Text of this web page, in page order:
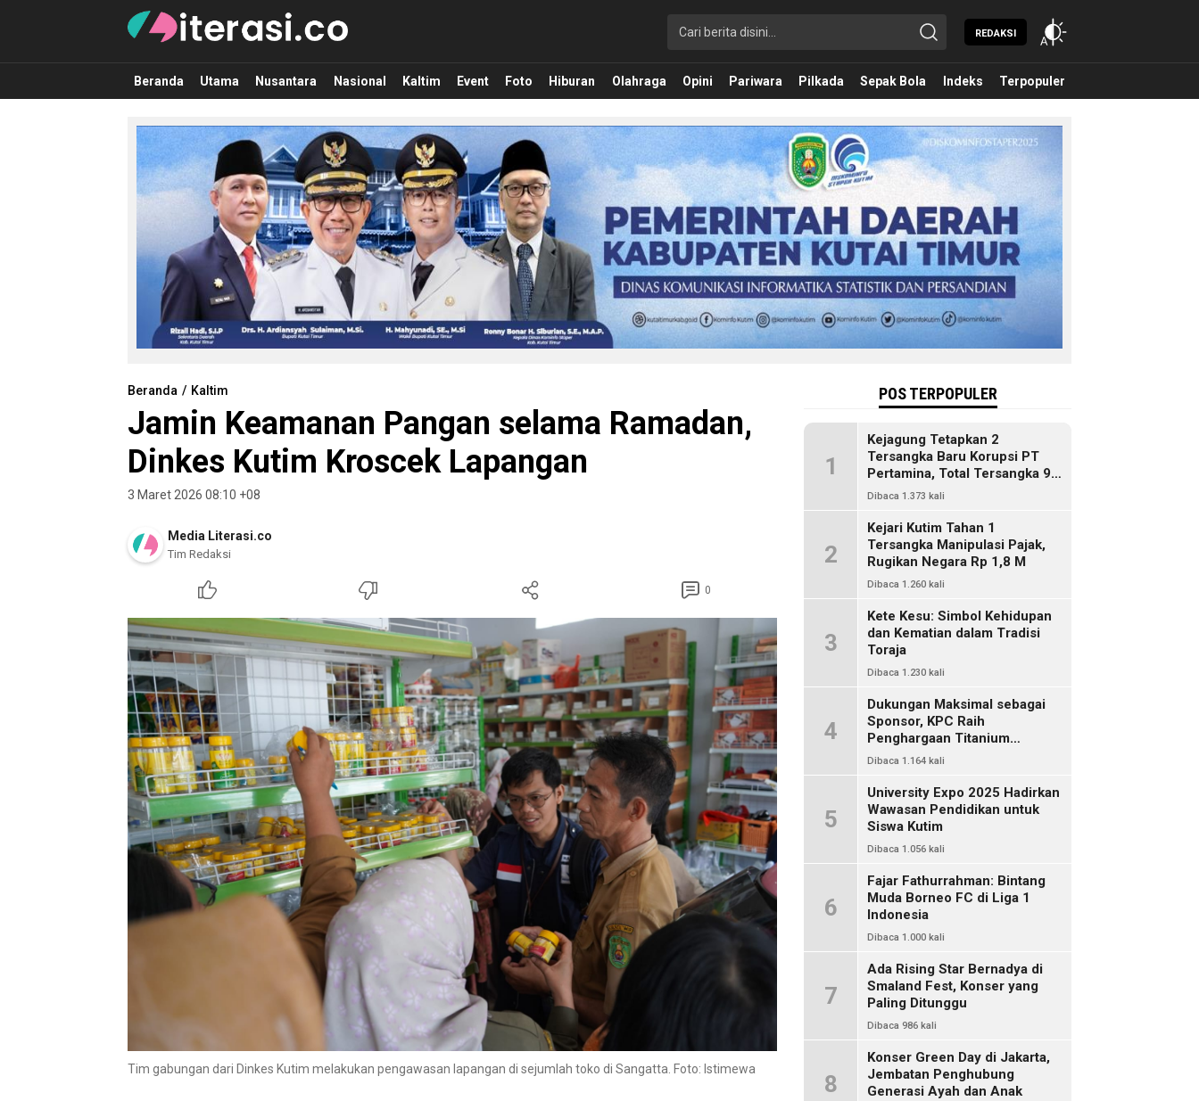
Literasi.co
Pilar Informasi
REDAKSI
Beranda Utama Nusantara Nasional Kaltim Event Foto Hiburan Olahraga Opini Pariwara Pilkada Sepak Bola Indeks Terpopuler
Beranda Kaltim
Jamin Keamanan Pangan selama Ramadan,
Dinkes Kutim Kroscek Lapangan
3 Maret 2026 08:10 +08
Media Literasi.co
Tim Redaksi
0
Tim gabungan dari Dinkes Kutim melakukan pengawasan lapangan di sejumlah toko di Sangatta. Foto: Istimewa
POS TERPOPULER
1
Kejagung Tetapkan 2
Tersangka Baru Korupsi PT
Pertamina, Total Tersangka 9
Orang
Dibaca 1.373 kali
2
Kejari Kutim Tahan 1
Tersangka Manipulasi Pajak,
Rugikan Negara Rp 1,8 M
Dibaca 1.260 kali
3
Kete Kesu: Simbol Kehidupan
dan Kematian dalam Tradisi
Toraja
Dibaca 1.230 kali
4
Dukungan Maksimal sebagai
Sponsor, KPC Raih
Penghargaan Titanium
Pemkab Kutim
Dibaca 1.164 kali
5
University Expo 2025 Hadirkan
Wawasan Pendidikan untuk
Siswa Kutim
Dibaca 1.056 kali
6
Fajar Fathurrahman: Bintang
Muda Borneo FC di Liga 1
Indonesia
Dibaca 1.000 kali
7
Ada Rising Star Bernadya di
Smaland Fest, Konser yang
Paling Ditunggu
Dibaca 986 kali
8
Konser Green Day di Jakarta,
Jembatan Penghubung
Generasi Ayah dan Anak